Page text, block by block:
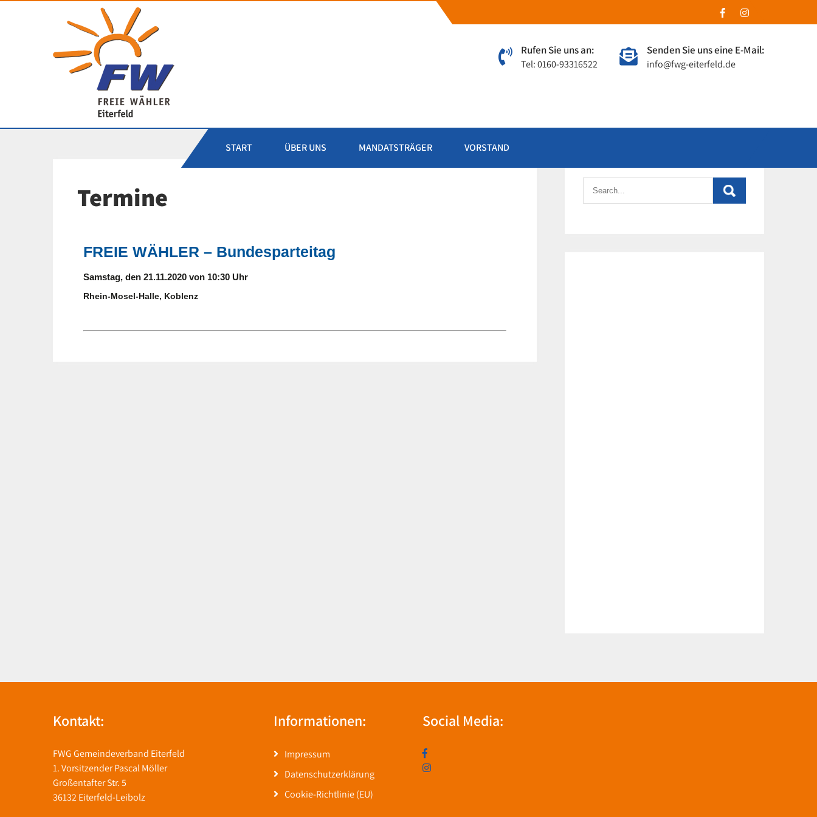
Freie Wähler Eiterfeld
Rufen Sie uns an:
Tel: 0160-93316522
Senden Sie uns eine E-Mail:
info@fwg-eiterfeld.de
START ÜBER UNS MANDATSTRÄGER VORSTAND
Termine
FREIE WÄHLER – Bundesparteitag
Samstag, den 21.11.2020 von 10:30 Uhr
Rhein-Mosel-Halle, Koblenz
Kontakt:
FWG Gemeindeverband Eiterfeld
1. Vorsitzender Pascal Möller
Großentafter Str. 5
36132 Eiterfeld-Leibolz
Informationen:
Impressum
Datenschutzerklärung
Cookie-Richtlinie (EU)
Social Media: